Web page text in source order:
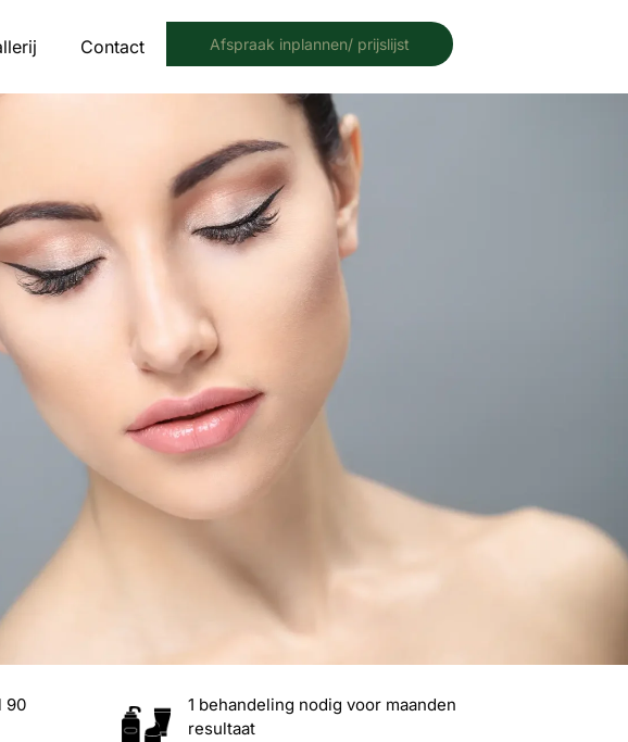
Contact Afspraak inplannen/ prijslijst
90
1 behandeling nodig voor maanden
resultaat